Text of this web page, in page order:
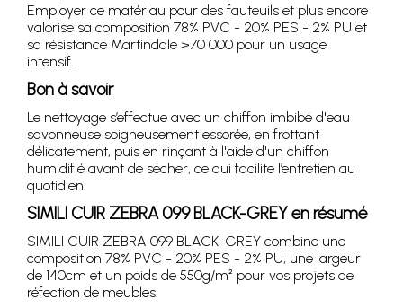
Employer ce matériau pour des fauteuils et plus encore
valorise sa composition 78% PVC - 20% PES - 2% PU et
sa résistance Martindale >70 000 pour un usage
intensif.
Bon à savoir
Le nettoyage s’effectue avec un chiffon imbibé d'eau
savonneuse soigneusement essorée, en frottant
délicatement, puis en rinçant à l'aide d'un chiffon
humidifié avant de sécher, ce qui facilite l’entretien au
quotidien.
SIMILI CUIR ZEBRA 099 BLACK-GREY en résumé
SIMILI CUIR ZEBRA 099 BLACK-GREY combine une
composition 78% PVC - 20% PES - 2% PU, une largeur
de 140cm et un poids de 550g/m² pour vos projets de
réfection de meubles.